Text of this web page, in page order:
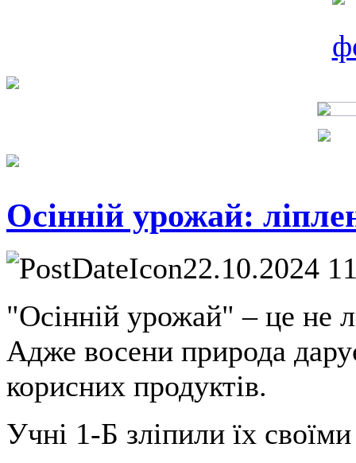
Осінній урожай:
22.10.2024
"Осінній урожай" – це не
Адже восени природа
корисних продуктів.
Учні 1-Б зліпили їх